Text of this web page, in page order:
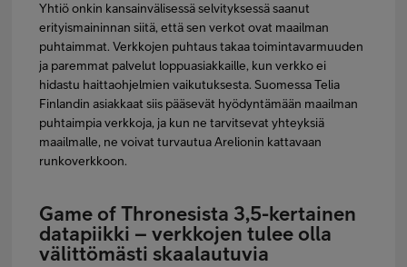
Yhtiö onkin kansainvälisessä selvityksessä saanut
erityismaininnan siitä, että sen verkot ovat maailman
puhtaimmat. Verkkojen puhtaus takaa toimintavarmuuden
ja paremmat palvelut loppuasiakkaille, kun verkko ei
hidastu haittaohjelmien vaikutuksesta. Suomessa Telia
Finlandin asiakkaat siis pääsevät hyödyntämään maailman
puhtaimpia verkkoja, ja kun ne tarvitsevat yhteyksiä
maailmalle, ne voivat turvautua Arelionin kattavaan
runkoverkkoon.
Game of Thronesista 3,5-kertainen
datapiikki – verkkojen tulee olla
välittömästi skaalautuvia